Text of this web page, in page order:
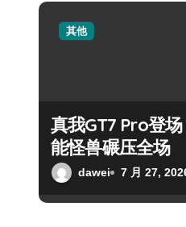
其他
真我GT7 Pro登
能怪兽碾压全场
dawei 7 月 27,